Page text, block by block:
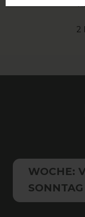
2
WOCHE: